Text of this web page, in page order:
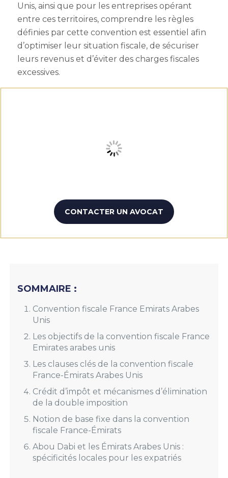
Unis, ainsi que pour les entreprises opérant
entre ces territoires, comprendre les règles
définies par cette convention est essentiel afin
d’optimiser leur situation fiscale, de sécuriser
leurs revenus et d’éviter des charges fiscales
excessives.
CONTACTER UN AVOCAT
SOMMAIRE :
Convention fiscale France Emirats Arabes
Unis
Les objectifs de la convention fiscale France
Emirates arabes unis
Les clauses clés de la convention fiscale
France-Émirats Arabes Unis
Crédit d’impôt et mécanismes d’élimination
de la double imposition
Notion de base fixe dans la convention
fiscale France-Émirats
Abou Dabi et les Émirats Arabes Unis :
spécificités locales pour les expatriés